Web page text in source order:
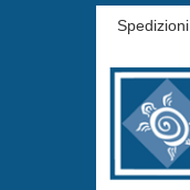
Spedizioni